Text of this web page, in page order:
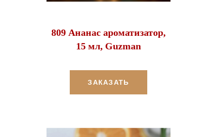
809 Ананас ароматизатор,
15 мл, Guzman
ЗАКАЗАТЬ